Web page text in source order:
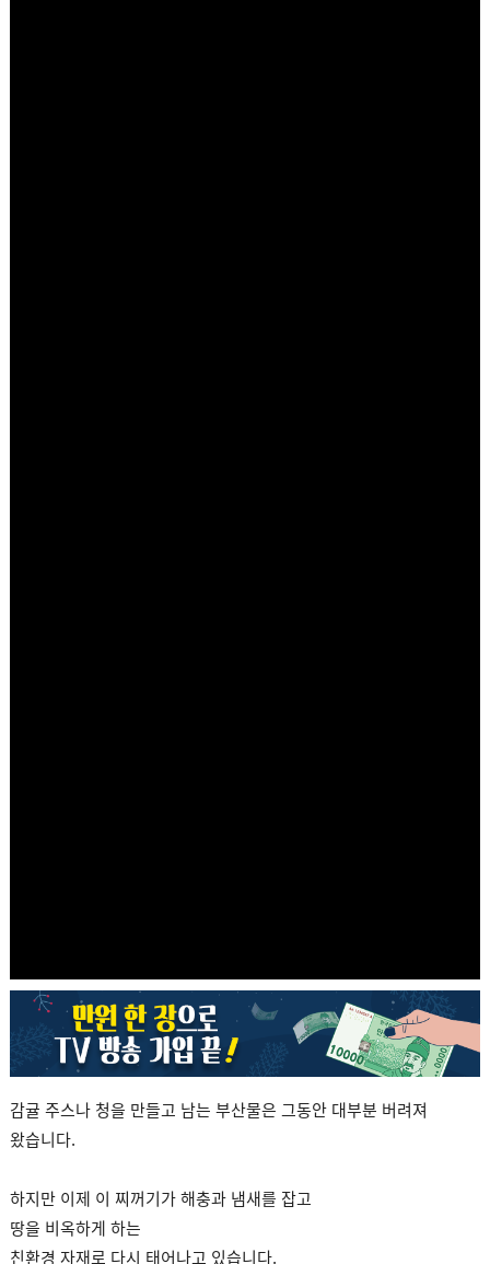
감귤 주스나 청을 만들고 남는 부산물은 그동안 대부분 버려져
왔습니다.
하지만 이제 이 찌꺼기가 해충과 냄새를 잡고
땅을 비옥하게 하는
친환경 자재로 다시 태어나고 있습니다.